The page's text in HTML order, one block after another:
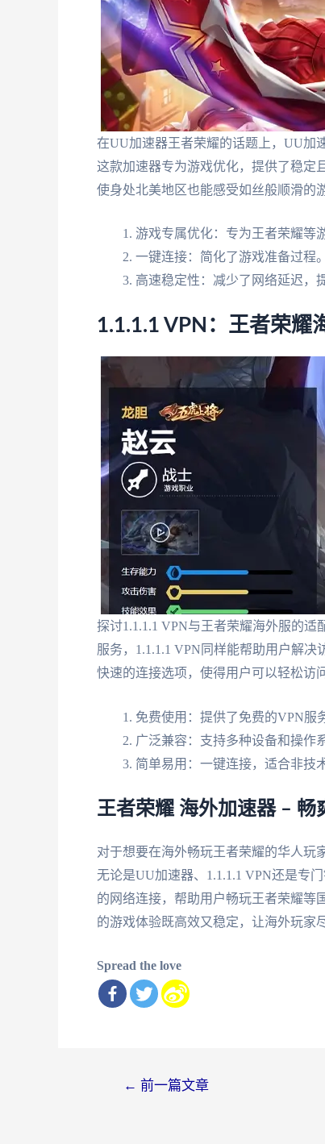
在UU加速器王者荣耀的话题上，UU加
这款加速器专为游戏优化，提供了稳定
使身处北美地区也能感受如丝般顺滑的
游戏专属优化：专为王者荣耀等
一键连接：简化了游戏准备过程。
高速稳定性：减少了网络延迟，
1.1.1.1 VPN：王者荣耀
探讨1.1.1.1 VPN与王者荣耀海外服的
服务，1.1.1.1 VPN同样能帮助用户解
快速的连接选项，使得用户可以轻松访
免费使用：提供了免费的VPN服
广泛兼容：支持多种设备和操作
简单易用：一键连接，适合非技
王者荣耀 海外加速器 – 畅
对于想要在海外畅玩王者荣耀的华人玩
无论是UU加速器、1.1.1.1 VPN还是专
的网络连接，帮助用户畅玩王者荣耀等
的游戏体验既高效又稳定，让海外玩家
Spread the love
← 前一篇文章